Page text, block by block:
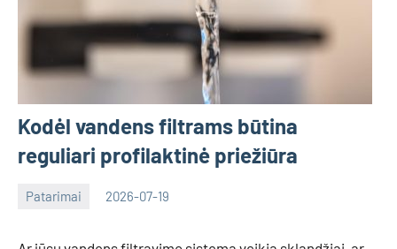
Kodėl vandens filtrams būtina
reguliari profilaktinė priežiūra
Patarimai 2026-07-19